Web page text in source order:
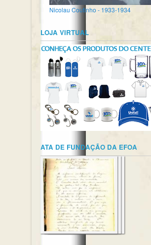
Nicolau Coutinho - 1933-1934
LOJA VIRTUAL
ATA DE FUNDAÇÃO DA EFOA